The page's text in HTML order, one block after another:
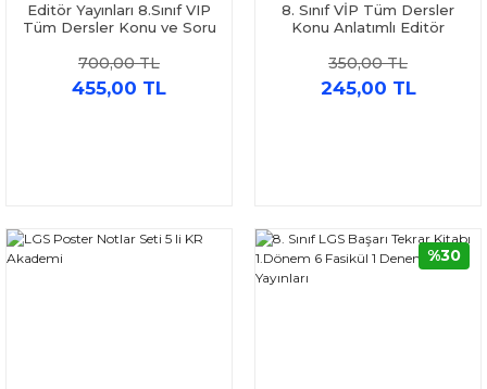
Editör Yayınları 8.Sınıf VIP
Tüm Dersler Konu ve Soru
700,00 TL
455,00 TL
8. Sınıf VİP Tüm Dersler
Konu Anlatımlı Editör
350,00 TL
245,00 TL
%30